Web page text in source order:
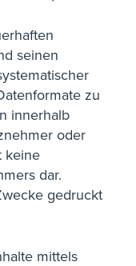
seinen
zu
innerhalb
oder
keine
dar.
gedruckt
mittels